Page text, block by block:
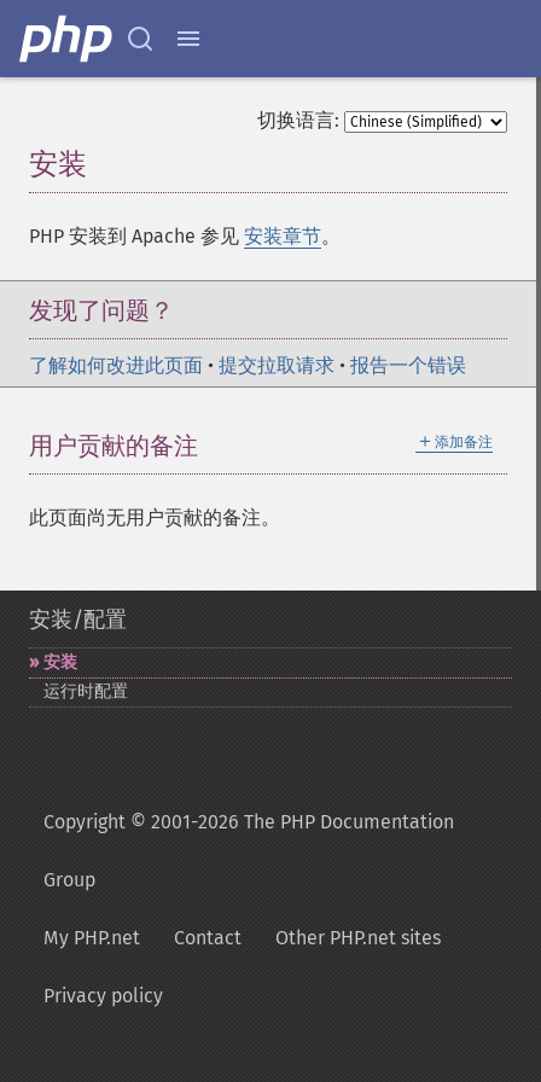
切换语言:
安装
PHP 安装到 Apache 参见 安装章节。
发现了问题？
了解如何改进此页面 • 提交拉取请求 • 报告一个错误
＋ 添加备注
用户贡献的备注
此页面尚无用户贡献的备注。
安装/配置
安装
运行时配置
Copyright © 2001-2026 The PHP Documentation
Group
My PHP.net Contact Other PHP.net sites
Privacy policy